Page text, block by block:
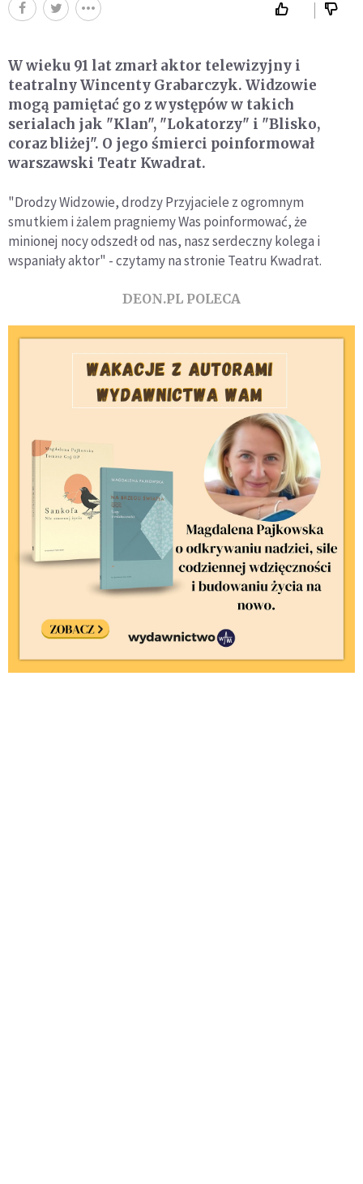
W wieku 91 lat zmarł aktor telewizyjny i
teatralny Wincenty Grabarczyk. Widzowie
mogą pamiętać go z występów w takich
serialach jak "Klan", "Lokatorzy" i "Blisko,
coraz bliżej". O jego śmierci poinformował
warszawski Teatr Kwadrat.
"Drodzy Widzowie, drodzy Przyjaciele z ogromnym
smutkiem i żalem pragniemy Was poinformować, że
minionej nocy odszedł od nas, nasz serdeczny kolega i
wspaniały aktor" - czytamy na stronie Teatru Kwadrat.
DEON.PL POLECA